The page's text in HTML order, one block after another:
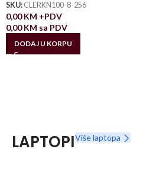
SKU: CLERKN100-8-256
0,00KM +PDV
0,00KM sa PDV
DODAJ U KORPU
LAPTOPIViše laptopa